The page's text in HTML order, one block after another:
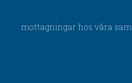
mottagningar hos våra